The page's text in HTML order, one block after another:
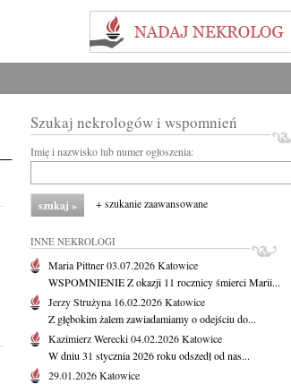
Szukaj nekrologów i wspomnień
Imię i nazwisko lub numer ogłoszenia:
+ szukanie zaawansowane
INNE NEKROLOGI
Maria Pittner03.07.2026Katowice
WSPOMNIENIE Z okazji 11 rocznicy śmierci Marii...
Jerzy Strużyna 16.02.2026Katowice
Z głębokim żalem zawiadamiamy o odejściu do...
Kazimierz Werecki04.02.2026Katowice
W dniu 31 stycznia 2026 roku odszedł od nas...
29.01.2026Katowice